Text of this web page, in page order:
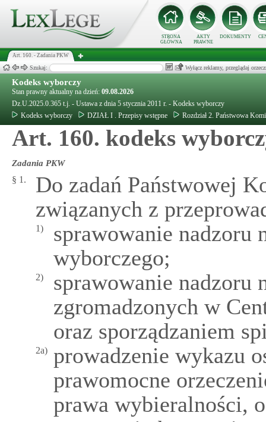
STRONA
GŁÓWNA
AKTY
PRAWNE
DOKUMENTY
Art. 160. - Zadania PKW
Szukaj: Wyłącz reklamy, przeglądaj
Kodeks wyborczy
Stan prawny aktualny na dzień: 09.08.2026
Dz.U.2025.0.365 t.j. - Ustawa z dnia 5 stycznia 2011 r. - Kodeks wyborczy
Kodeks wyborczy
DZIAŁ I . Przepisy wstępne Rozdział 2. Państwowa
Art. 160. kodeks
Zadania PKW
§ 1.
Do zadań Państwowej
związanych z
1)
sprawowanie nadzoru
wyborczego;
2)
sprawowanie nadzoru
zgromadzonych w
oraz sporządzaniem
2a) prowadzenie wykazu
prawomocne
prawa wybieralności,